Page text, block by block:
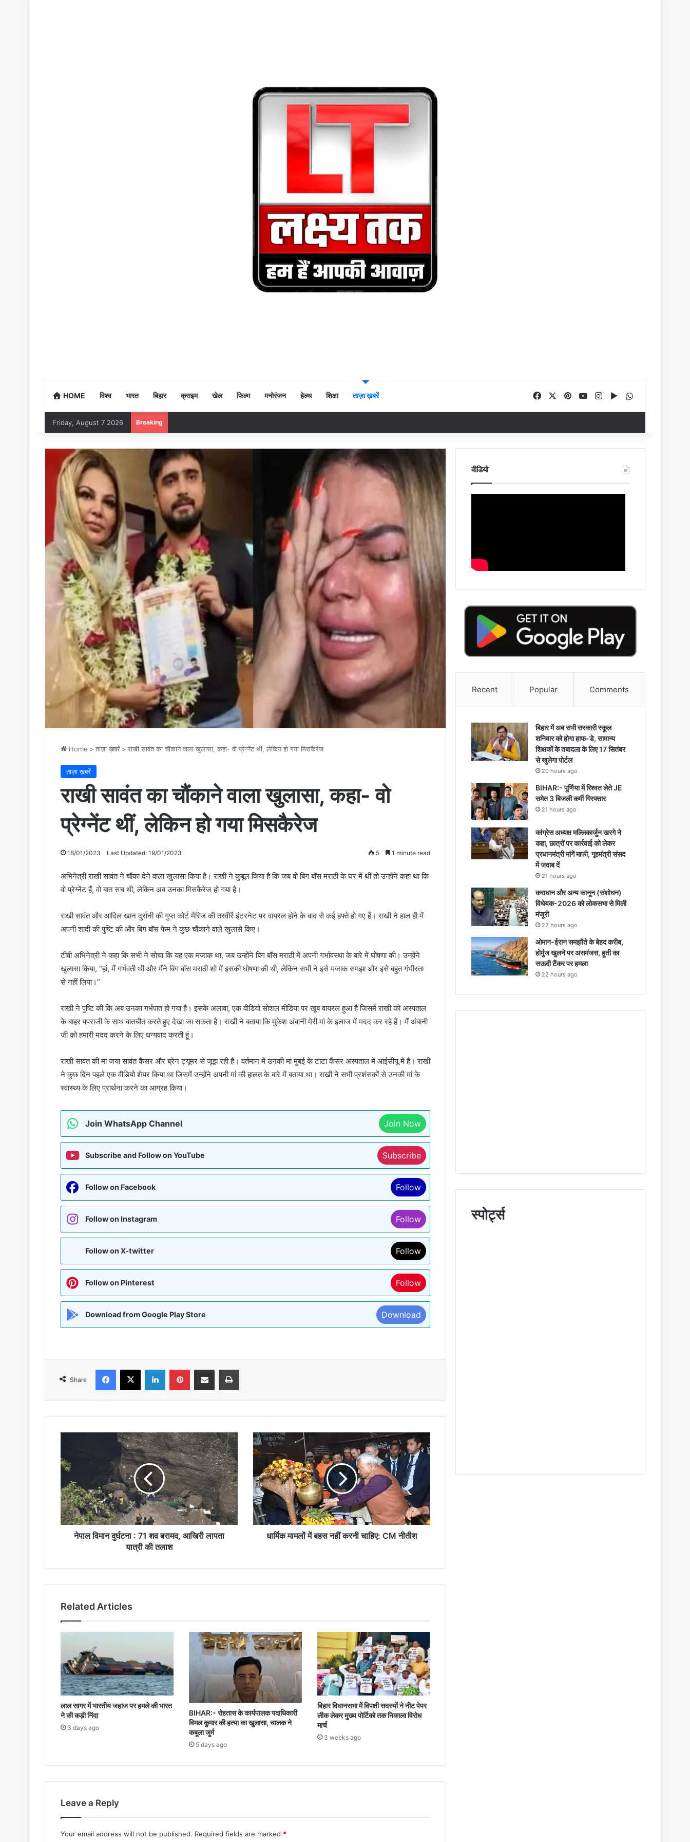
HOME विश्व भारत बिहार क्राइम खेल फिल्म मनोरंजन हेल्थ शिक्षा ताज़ा ख़बरें FacebookPinterestYouTubeInstagram
Google Play
Friday, August 7 2026 Breaking
Home > ताज़ा ख़बरें > राखी सावंत का चौंकाने वाला खुलासा, कहा- वो प्रेग्नेंट थीं, लेकिन हो गया मिसकैरेज
ताज़ा ख़बरें
राखी सावंत का चौंकाने वाला खुलासा, कहा- वो
प्रेग्नेंट थीं, लेकिन हो गया मिसकैरेज
18/01/2023 Last Updated: 19/01/2023 5 1 minute read
अभिनेत्री राखी सावंत ने चौंका देने वाला खुलासा किया है। राखी ने कुबूल किया है कि जब वो बिग बॉस मराठी के घर में थीं तो उन्होंने कहा था कि
वो प्रेग्नेंट हैं, वो बात सच थी, लेकिन अब उनका मिसकैरेज हो गया है।
राखी सावंत और आदिल खान दुर्रानी की गुप्त कोर्ट मैरिज की तस्वीरें इंटरनेट पर वायरल होने के बाद से कई हफ्ते हो गए हैं। राखी ने हाल ही में
अपनी शादी की पुष्टि की और बिग बॉस फेम ने कुछ चौंकाने वाले खुलासे किए।
टीवी अभिनेत्री ने कहा कि सभी ने सोचा कि यह एक मजाक था, जब उन्होंने बिग बॉस मराठी में अपनी गर्भावस्था के बारे में घोषणा की। उन्होंने
खुलासा किया, “हां, मैं गर्भवती थी और मैंने बिग बॉस मराठी शो में इसकी घोषणा की थी, लेकिन सभी ने इसे मजाक समझा और इसे बहुत गंभीरता
से नहीं लिया।”
राखी ने पुष्टि की कि अब उनका गर्भपात हो गया है। इसके अलावा, एक वीडियो सोशल मीडिया पर खूब वायरल हुआ है जिसमें राखी को अस्पताल
के बाहर पपराजी के साथ बातचीत करते हुए देखा जा सकता है। राखी ने बताया कि मुकेश अंबानी मेरी मां के इलाज में मदद कर रहे हैं। मैं अंबानी
जी को हमारी मदद करने के लिए धन्यवाद करती हूं।
राखी सावंत की मां जया सावंत कैंसर और ब्रेन ट्यूमर से जूझ रही हैं। वर्तमान में उनकी मां मुंबई के टाटा कैंसर अस्पताल में आईसीयू में हैं। राखी
ने कुछ दिन पहले एक वीडियो शेयर किया था जिसमें उन्होंने अपनी मां की हालत के बारे में बताया था। राखी ने सभी प्रशंसकों से उनकी मां के
स्वास्थ्य के लिए प्रार्थना करने का आग्रह किया।
Join WhatsApp Channel Join Now
Subscribe and Follow on YouTube Subscribe
Follow on Facebook Follow
Follow on Instagram Follow
Follow on X-twitter Follow
Follow on Pinterest Follow
Download from Google Play Store Download
Share
Facebook
X LinkedInPinterestShare via Email Print
दुर्घटना
शव
बरामद,
आखिरी
लापता
नेपाल विमान दुर्घटना : 71 शव बरामद, आखिरी लापता
यात्री की तलाश
धार्मिक
मामलों
में
बहस
नहीं
करनी
चाहिए:
CM
नीतीश
धार्मिक मामलों में बहस नहीं करनी चाहिए: CM नीतीश
Related Articles
लाल सागर में भारतीय जहाज पर हमले की भारत
ने की कड़ी निंदा
3 days ago
BIHAR:- रोहतास के कार्यपालक पदाधिकारी
विमल कुमार की हत्या का खुलासा, चालक ने
कबूला जुर्म
5 days ago
बिहार विधानसभा में विपक्षी सदस्यों ने नीट पेपर
लीक लेकर मुख्य पोर्टिको तक निकाला विरोध
मार्च
3 weeks ago
Leave a Reply
Your email address will not be published. Required fields are marked *
वीडियो
Recent Popular Comments
बिहार में अब सभी सरकारी स्कूल
शनिवार को होगा हाफ-डे, सामान्य
शिक्षकों के तबादला के लिए 17 सितंबर
से खुलेगा पोर्टल
20 hours ago
BIHAR:- पूर्णिया में रिश्वत लेते JE
समेत 3 बिजली कर्मी गिरफ्तार
21 hours ago
कांग्रेस अध्यक्ष मल्लिकार्जुन खरगे ने
कहा, छात्रों पर कार्रवाई को लेकर
प्रधानमंत्री मांगें माफी, गृहमंत्री संसद
में जवाब दें
21 hours ago
कराधान और अन्य कानून (संशोधन)
विधेयक-2026 को लोकसभा से मिली
मंजूरी
22 hours ago
ओमान-ईरान समझौते के बेहद करीब,
होर्मुज खुलने पर असमंजस, हूती का
सऊदी टैंकर पर हमला
22 hours ago
स्पोर्ट्स